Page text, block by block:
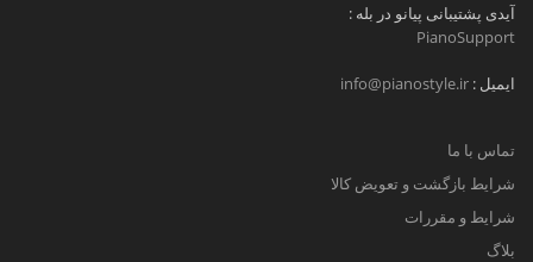
آیدی پشتیبانی پیانو در بله :
PianoSupport
ایمیل : info@pianostyle.ir
تماس با ما
شرایط بازگشت و تعویض کالا
شرایط و مقررات
بلاگ